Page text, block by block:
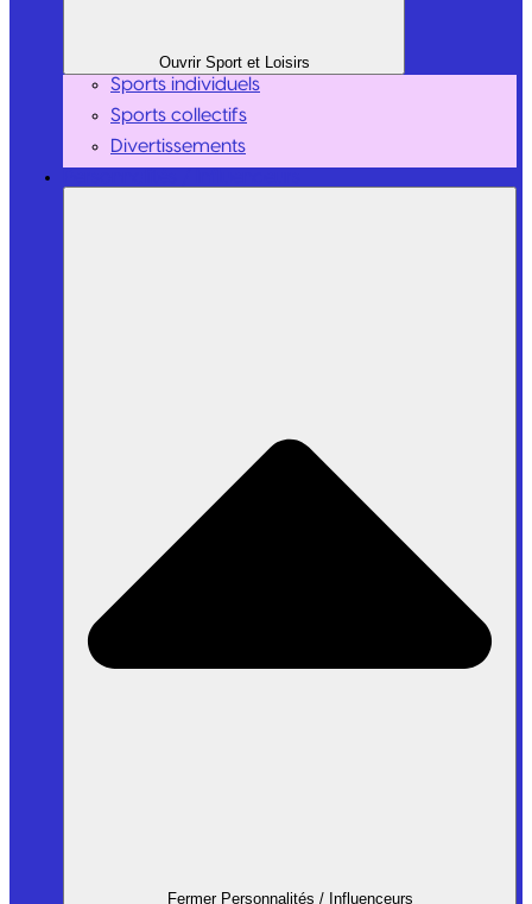
Ouvrir Sport et Loisirs
Sports individuels
Sports collectifs
Divertissements
Fermer Personnalités / Influenceurs